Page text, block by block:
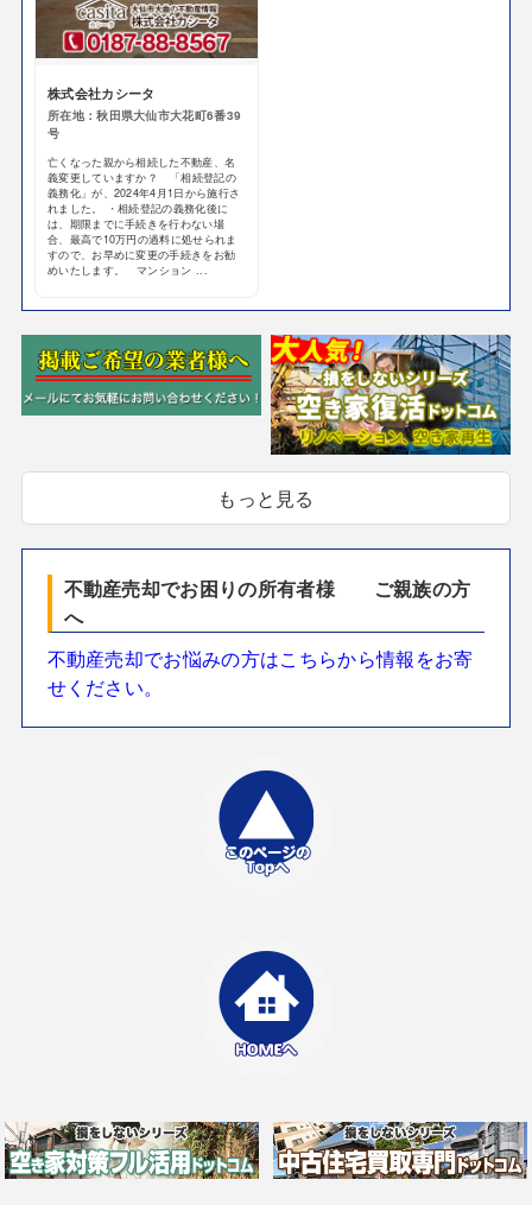
株式会社カシータ
所在地：秋田県大仙市大花町6番39
号
亡くなった親から相続した不動産、名
義変更していますか？ 「相続登記の
義務化」が、2024年4月1日から施行さ
れました。 ・相続登記の義務化後に
は、期限までに手続きを行わない場
合、最高で10万円の過料に処せられま
すので、お早めに変更の手続きをお勧
めいたします。 マンション ...
もっと見る
不動産売却でお困りの所有者様 ご親族の方
へ
不動産売却でお悩みの方はこちらから情報をお寄
せください。